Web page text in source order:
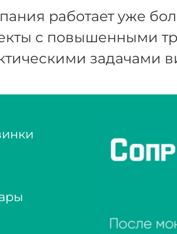
работает уже
с повышенными
задачами